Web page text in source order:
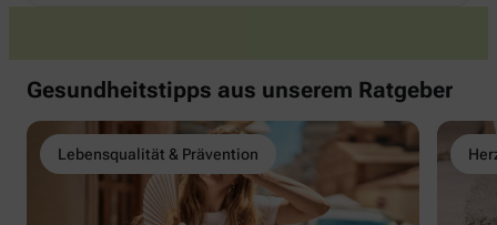
Gesundheitstipps aus unserem Ratgeber
Lebensqualität & Prävention